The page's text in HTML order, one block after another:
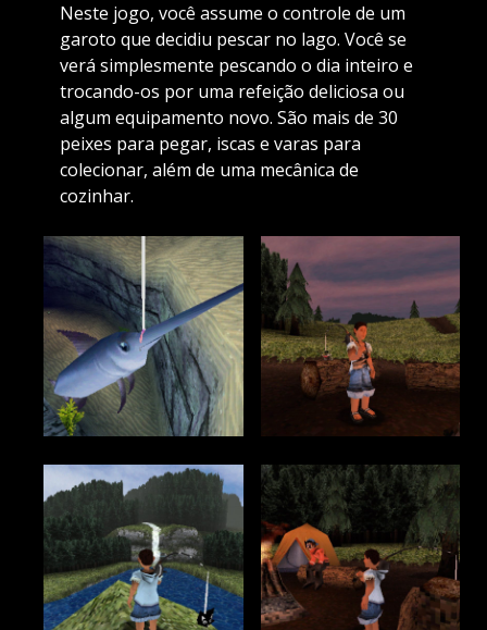
Neste jogo, você assume o controle de um
garoto que decidiu pescar no lago. Você se
verá simplesmente pescando o dia inteiro e
trocando-os por uma refeição deliciosa ou
algum equipamento novo. São mais de 30
peixes para pegar, iscas e varas para
colecionar, além de uma mecânica de
cozinhar.